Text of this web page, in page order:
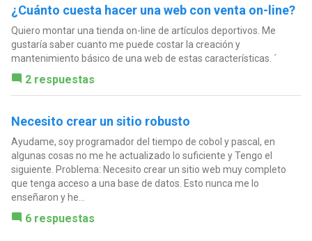
¿Cuánto cuesta hacer una web con venta on-line?
Quiero montar una tienda on-line de artículos deportivos. Me
gustaría saber cuanto me puede costar la creación y
mantenimiento básico de una web de estas características. ´
2 respuestas
Necesito crear un sitio robusto
Ayudame, soy programador del tiempo de cobol y pascal, en
algunas cosas no me he actualizado lo suficiente y Tengo el
siguiente. Problema: Necesito crear un sitio web muy completo
que tenga acceso a una base de datos. Esto nunca me lo
enseñaron y he...
6 respuestas